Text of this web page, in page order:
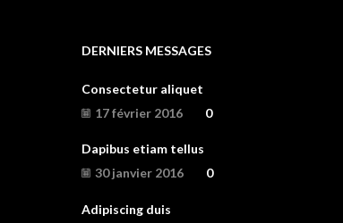
DERNIERS MESSAGES
Consectetur aliquet
17 février 2016
0
Dapibus etiam tellus
30 janvier 2016
0
Adipiscing duis